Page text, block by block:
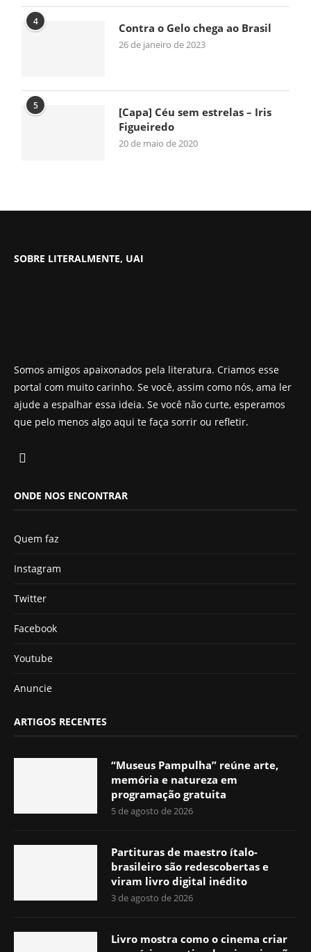
4 Contra o Gelo chega ao Brasil
26 de janeiro de 2023
5
[Capa] Céu sem estrelas – Iris
Figueiredo
20 de maio de 2020
SOBRE LITERALMENTE, UAI
Somos amigos apaixonados pela literatura. Criamos esse
portal com muito carinho. Se você, assim como nós, ama ler
ajude a espalhar essa ideia. Se você não curte, esperamos
que pelo menos algo aqui te faça sorrir ou refletir.
ONDE NOS ENCONTRAR
Quem faz
Instagram
Twitter
Facebook
Youtube
Anuncie
ARTIGOS RECENTES
“Museus Pampulha” reúne arte,
memória e natureza em
programação gratuita
5 de agosto de 2026
Partituras de maestro ítalo-
brasileiro são redescobertas e
viram livro digital inédito
3 de agosto de 2026
Livro mostra como o cinema criar